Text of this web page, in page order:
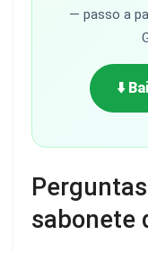
— passo a
⬇️
sabonete